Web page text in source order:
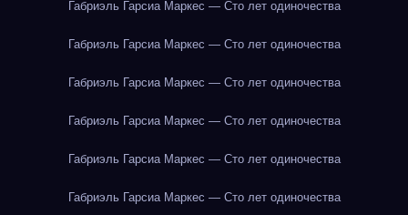
Габриэль Гарсиа Маркес — Сто лет одиночества
Габриэль Гарсиа Маркес — Сто лет одиночества
Габриэль Гарсиа Маркес — Сто лет одиночества
Габриэль Гарсиа Маркес — Сто лет одиночества
Габриэль Гарсиа Маркес — Сто лет одиночества
Габриэль Гарсиа Маркес — Сто лет одиночества